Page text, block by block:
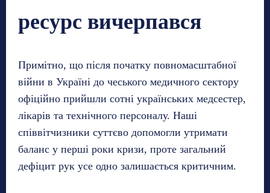
ресурс вичерпався
Примітно, що після початку повномасштабної
війни в Україні до чеського медичного сектору
офіційно прийшли сотні українських медсестер,
лікарів та технічного персоналу. Наші
співвітчизники суттєво допомогли утримати
баланс у перші роки кризи, проте загальний
дефіцит рук усе одно залишається критичним.